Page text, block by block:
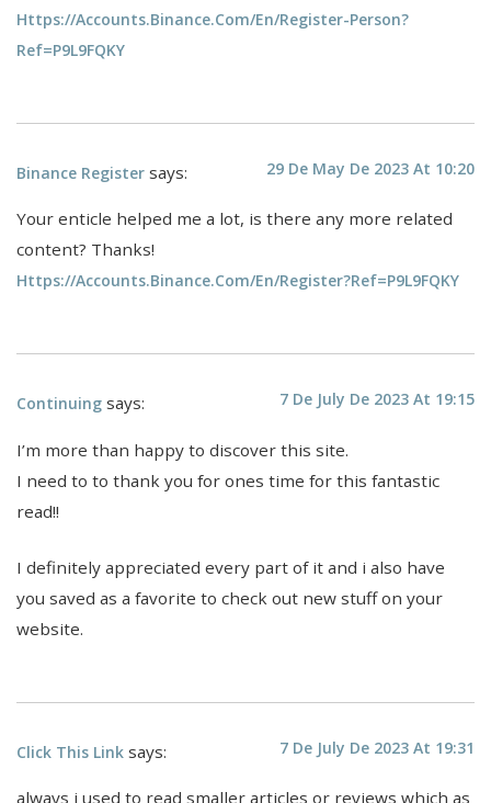
Https://accounts.binance.com/en/register-Person?
Ref=P9L9FQKY
Binance Register says: 29 De May De 2023 At 10:20
Your enticle helped me a lot, is there any more related
content? Thanks!
Https://accounts.binance.com/en/register?ref=P9L9FQKY
Continuing says: 7 De July De 2023 At 19:15
I’m more than happy to discover this site.
I need to to thank you for ones time for this fantastic
read!!
I definitely appreciated every part of it and i also have
you saved as a favorite to check out new stuff on your
website.
Click This Link says: 7 De July De 2023 At 19:31
always i used to read smaller articles or reviews which as